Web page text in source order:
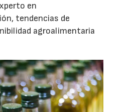
en
tendencias de
agroalimentaria